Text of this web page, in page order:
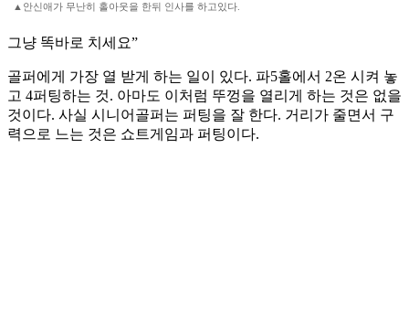
▲안신애가 무난히 홀아웃을 한뒤 인사를 하고있다.
그냥 똑바로 치세요”
골퍼에게 가장 열 받게 하는 일이 있다. 파5홀에서 2온 시켜 놓
고 4퍼팅하는 것. 아마도 이처럼 뚜껑을 열리게 하는 것은 없을
것이다. 사실 시니어골퍼는 퍼팅을 잘 한다. 거리가 줄면서 구
력으로 느는 것은 쇼트게임과 퍼팅이다.